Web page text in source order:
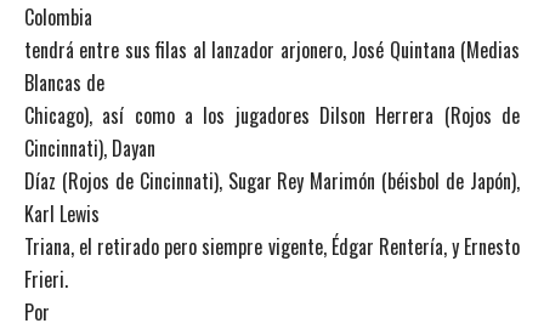
Colombia
tendrá entre sus filas al lanzador arjonero, José Quintana (Medias
Blancas de
Chicago), así como a los jugadores Dilson Herrera (Rojos de
Cincinnati), Dayan
Díaz (Rojos de Cincinnati), Sugar Rey Marimón (béisbol de Japón),
Karl Lewis
Triana, el retirado pero siempre vigente, Édgar Rentería, y Ernesto
Frieri.
Por